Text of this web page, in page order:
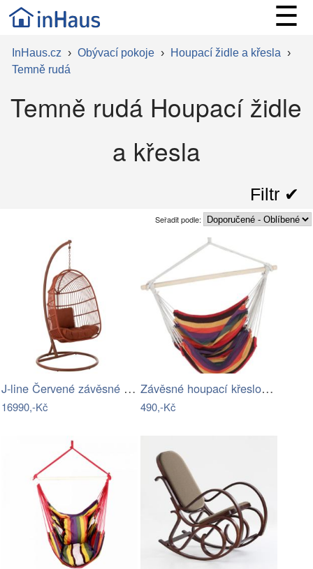
☰
InHaus.cz › Obývací pokoje › Houpací židle a křesla ›
Temně rudá
Temně rudá Houpací židle
a křesla
Filtr ✔︎
Seřadit podle:
J-line Červené závěsné křeslo Egga
16990,-Kč
Závěsné houpací křeslo Cozyz pásek…
490,-Kč